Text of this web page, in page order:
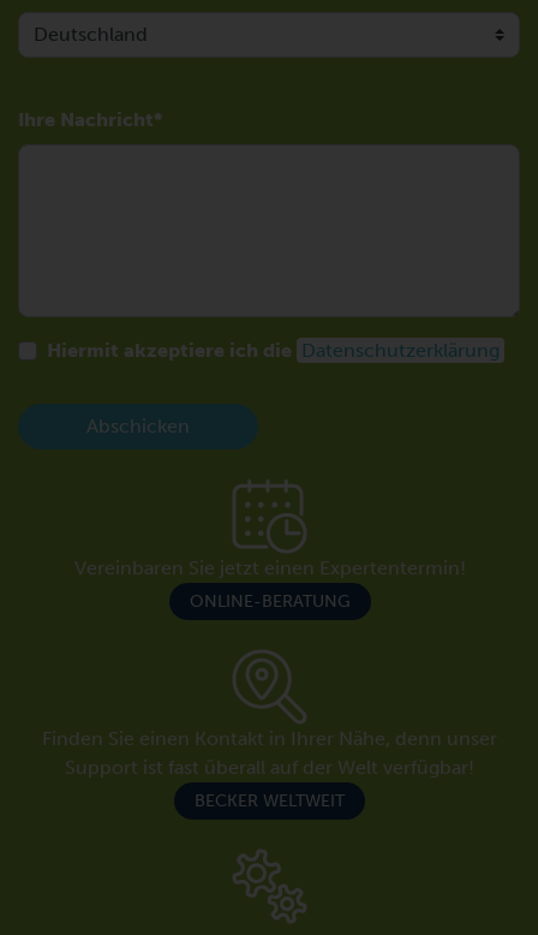
Ihre Nachricht
Hiermit akzeptiere ich die Datenschutzerklärung
Abschicken
Vereinbaren Sie jetzt einen Expertentermin!
ONLINE-BERATUNG
Finden Sie einen Kontakt in Ihrer Nähe, denn unser
Support ist fast überall auf der Welt verfügbar!
BECKER WELTWEIT